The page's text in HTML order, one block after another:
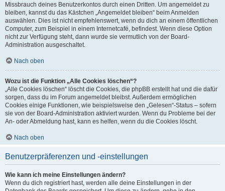
Missbrauch deines Benutzerkontos durch einen Dritten. Um angemeldet zu
bleiben, kannst du das Kästchen „Angemeldet bleiben“ beim Anmelden
auswählen. Dies ist nicht empfehlenswert, wenn du dich an einem öffentlichen
Computer, zum Beispiel in einem Internetcafé, befindest. Wenn diese Option
nicht zur Verfügung steht, dann wurde sie vermutlich von der Board-
Administration ausgeschaltet.
Nach oben
Wozu ist die Funktion „Alle Cookies löschen“?
„Alle Cookies löschen“ löscht die Cookies, die phpBB erstellt hat und die dafür
sorgen, dass du im Forum angemeldet bleibst. Außerdem ermöglichen
Cookies einige Funktionen, wie beispielsweise den „Gelesen“-Status – sofern
sie von der Board-Administration aktiviert wurden. Wenn du Probleme bei der
An- oder Abmeldung hast, kann es helfen, wenn du die Cookies löscht.
Nach oben
Benutzerpräferenzen und -einstellungen
Wie kann ich meine Einstellungen ändern?
Wenn du dich registriert hast, werden alle deine Einstellungen in der